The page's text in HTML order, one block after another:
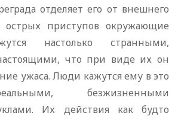
отделяет его от внешнего
приступов окружающие
настолько странными,
что при виде их он
ужаса. Люди кажутся ему в это
безжизненными
Их действия как будто